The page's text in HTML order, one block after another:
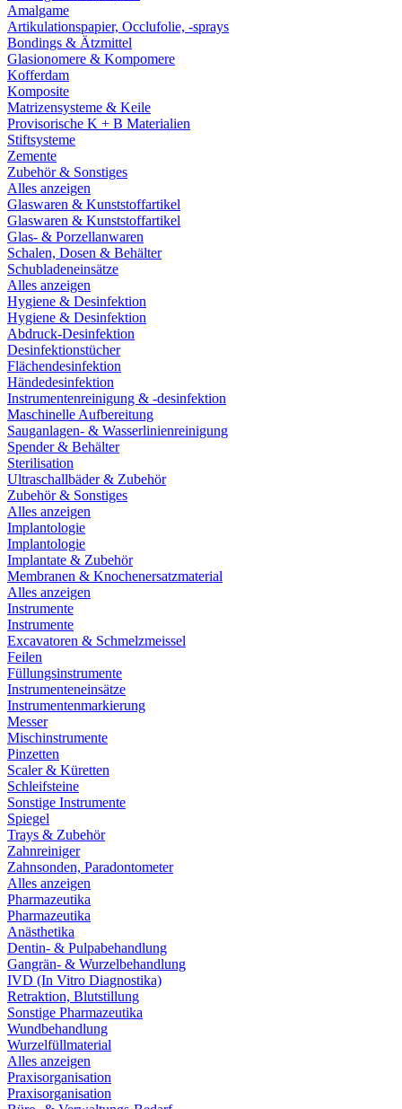
Amalgame
Artikulationspapier, Occlufolie, -sprays
Bondings & Ätzmittel
Glasionomere & Kompomere
Kofferdam
Komposite
Matrizensysteme & Keile
Provisorische K + B Materialien
Stiftsysteme
Zemente
Zubehör & Sonstiges
Alles anzeigen
Glaswaren & Kunststoffartikel
Glaswaren & Kunststoffartikel
Glas- & Porzellanwaren
Schalen, Dosen & Behälter
Schubladeneinsätze
Alles anzeigen
Hygiene & Desinfektion
Hygiene & Desinfektion
Abdruck-Desinfektion
Desinfektionstücher
Flächendesinfektion
Händedesinfektion
Instrumentenreinigung & -desinfektion
Maschinelle Aufbereitung
Sauganlagen- & Wasserlinienreinigung
Spender & Behälter
Sterilisation
Ultraschallbäder & Zubehör
Zubehör & Sonstiges
Alles anzeigen
Implantologie
Implantologie
Implantate & Zubehör
Membranen & Knochenersatzmaterial
Alles anzeigen
Instrumente
Instrumente
Excavatoren & Schmelzmeissel
Feilen
Füllungsinstrumente
Instrumenteneinsätze
Instrumentenmarkierung
Messer
Mischinstrumente
Pinzetten
Scaler & Küretten
Schleifsteine
Sonstige Instrumente
Spiegel
Trays & Zubehör
Zahnreiniger
Zahnsonden, Paradontometer
Alles anzeigen
Pharmazeutika
Pharmazeutika
Anästhetika
Dentin- & Pulpabehandlung
Gangrän- & Wurzelbehandlung
IVD (In Vitro Diagnostika)
Retraktion, Blutstillung
Sonstige Pharmazeutika
Wundbehandlung
Wurzelfüllmaterial
Alles anzeigen
Praxisorganisation
Praxisorganisation